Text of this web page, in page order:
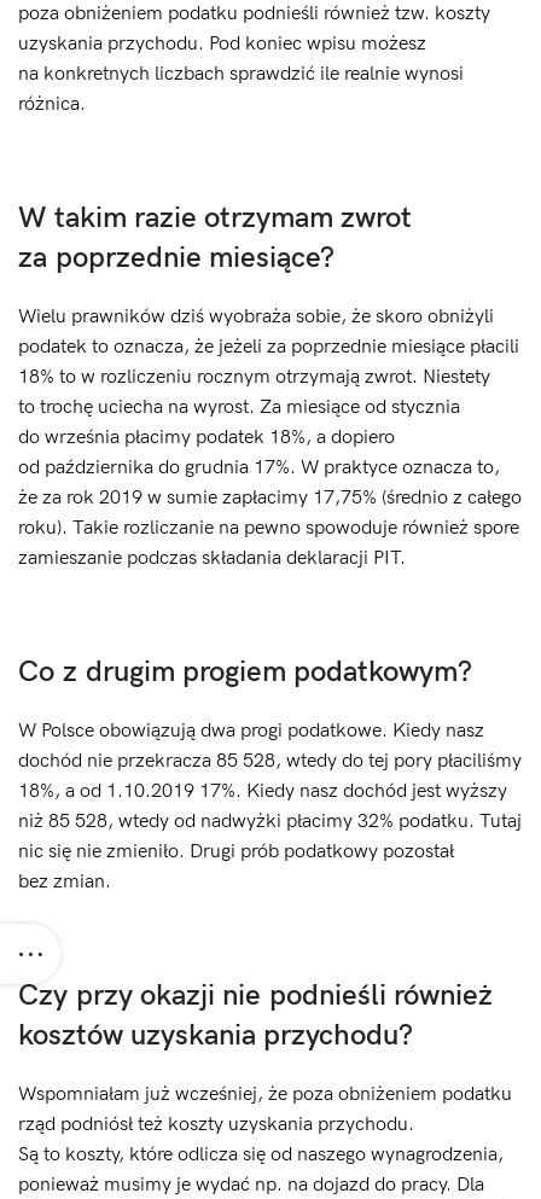
poza obniżeniem podatku podnieśli również tzw. koszty
uzyskania przychodu. Pod koniec wpisu możesz
na konkretnych liczbach sprawdzić ile realnie wynosi
różnica.
W takim razie otrzymam zwrot
za poprzednie miesiące?
Wielu prawników dziś wyobraża sobie, że skoro obniżyli
podatek to oznacza, że jeżeli za poprzednie miesiące płacili
18% to w rozliczeniu rocznym otrzymają zwrot. Niestety
to trochę uciecha na wyrost. Za miesiące od stycznia
do września płacimy podatek 18%, a dopiero
od października do grudnia 17%. W praktyce oznacza to,
że za rok 2019 w sumie zapłacimy 17,75% (średnio z całego
roku). Takie rozliczanie na pewno spowoduje również spore
zamieszanie podczas składania deklaracji PIT.
Co z drugim progiem podatkowym?
W Polsce obowiązują dwa progi podatkowe. Kiedy nasz
dochód nie przekracza 85 528, wtedy do tej pory płaciliśmy
18%, a od 1.10.2019 17%. Kiedy nasz dochód jest wyższy
niż 85 528, wtedy od nadwyżki płacimy 32% podatku. Tutaj
nic się nie zmieniło. Drugi prób podatkowy pozostał
bez zmian.
Czy przy okazji nie podnieśli również
kosztów uzyskania przychodu?
Wspomniałam już wcześniej, że poza obniżeniem podatku
rząd podniósł też koszty uzyskania przychodu.
Są to koszty, które odlicza się od naszego wynagrodzenia,
ponieważ musimy je wydać np. na dojazd do pracy. Dla